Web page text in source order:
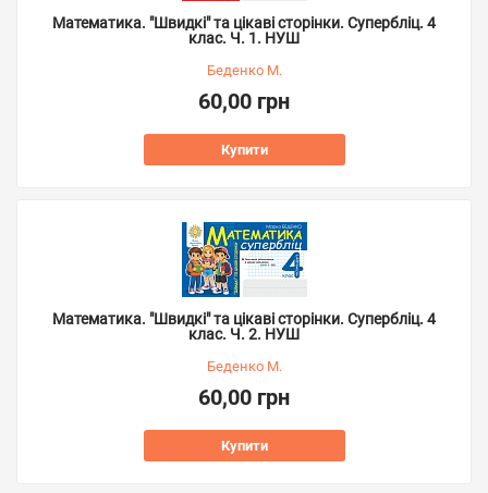
Математика. "Швидкі" та цікаві сторінки. Супербліц. 4
клас. Ч. 1. НУШ
Беденко М.
60,00 грн
Купити
Математика. "Швидкі" та цікаві сторінки. Супербліц. 4
клас. Ч. 2. НУШ
Беденко М.
60,00 грн
Купити